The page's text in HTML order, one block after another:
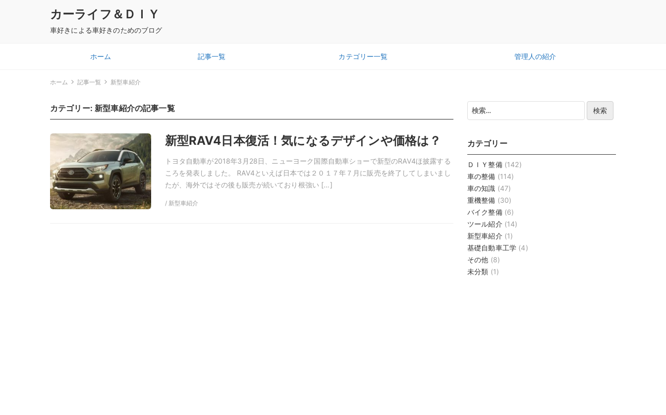
カーライフ＆ＤＩＹ
車好きによる車好きのためのブログ
ホーム 記事一覧 カテゴリー一覧 管理人の紹介
ホーム 記事一覧 新型車紹介
カテゴリー:新型車紹介の記事一覧
新型RAV4日本復活！気になるデザインや価格は？
トヨタ自動車が2018年3月28日、ニューヨーク国際自動車ショーで新型のRAV4ほ披露する
ころを発表しました。 RAV4といえば日本では２０１７年７月に販売を終了してしまいまし
たが、海外ではその後も販売が続いており根強い […]
/ 新型車紹介
検
索:
カテゴリー
ＤＩＹ整備(142)
車の整備 (114)
車の知識 (47)
重機整備 (30)
バイク整備(6)
ツール紹介 (14)
新型車紹介 (1)
基礎自動車工学 (4)
その他 (8)
未分類 (1)